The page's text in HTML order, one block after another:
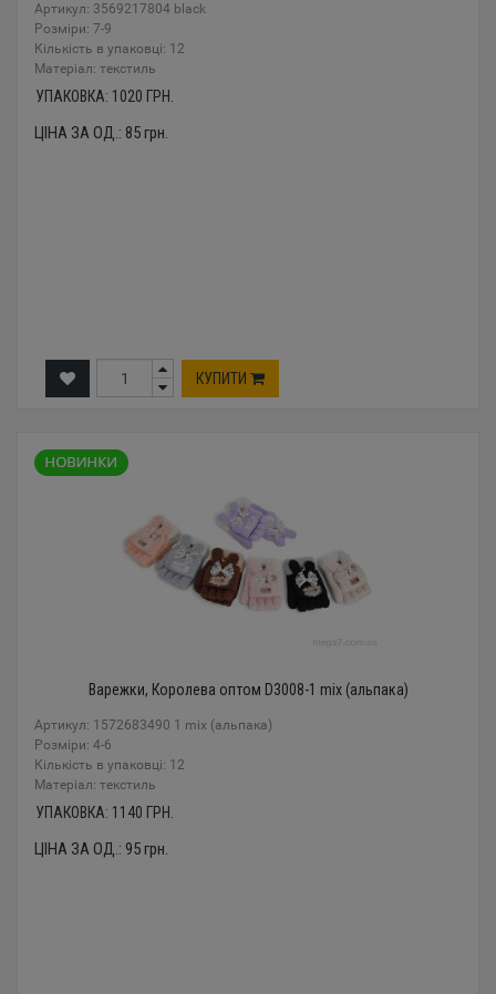
Артикул: 3569217804 black
Розміри: 7-9
Кількість в упаковці: 12
Mатеріал: текстиль
УПАКОВКА: 1020 ГРН.
ЦІНА ЗА ОД.: 85грн.
КУПИТИ
Варежки, Королева оптом D3008-1 mix (альпака)
Артикул: 1572683490 1 mix (альпака)
Розміри: 4-6
Кількість в упаковці: 12
Mатеріал: текстиль
УПАКОВКА: 1140 ГРН.
ЦІНА ЗА ОД.: 95грн.